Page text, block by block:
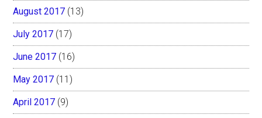
August 2017 (13)
July 2017 (17)
June 2017 (16)
May 2017 (11)
April 2017 (9)